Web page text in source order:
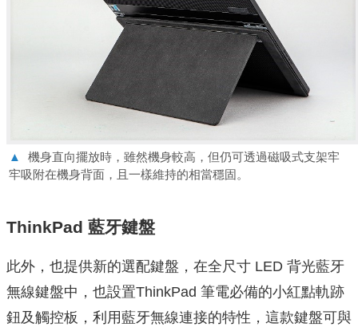
▲
機身直向擺放時，雖然機身較高，但仍可透過磁吸式支架牢
牢吸附在機身背面，且一樣維持的相當穩固。
ThinkPad 藍牙鍵盤
此外，也提供新的選配鍵盤， 在全尺寸 LED 背光藍牙
無線鍵盤中，也設置ThinkPad 筆電必備的小紅點軌跡
鈕及觸控板，利用藍牙無線連接的特性，這款鍵盤可與